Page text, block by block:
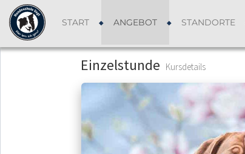
START ANGEBOT STANDORTE
Einzelstunde Kursdetails